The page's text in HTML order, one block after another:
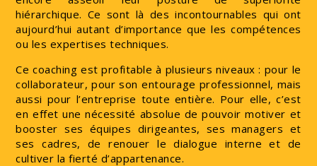
hiérarchique. Ce sont là des incontournables qui ont
aujourd’hui autant d’importance que les compétences
ou les expertises techniques.
Ce coaching est profitable à plusieurs niveaux : pour le
collaborateur, pour son entourage professionnel, mais
aussi pour l’entreprise toute entière. Pour elle, c’est
en effet une nécessité absolue de pouvoir motiver et
booster ses équipes dirigeantes, ses managers et
ses cadres, de renouer le dialogue interne et de
cultiver la fierté d’appartenance.